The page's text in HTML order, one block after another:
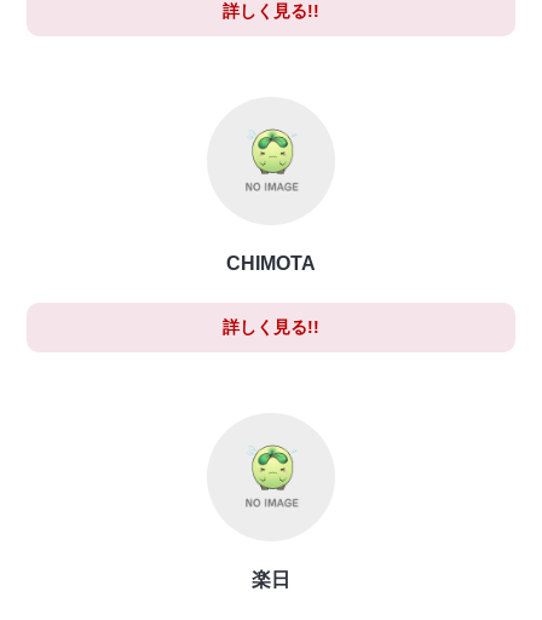
詳しく見る!!
CHIMOTA
詳しく見る!!
楽日